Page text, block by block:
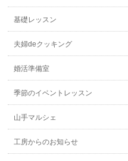
基礎レッスン
夫婦deクッキング
婚活準備室
季節のイベントレッスン
山手マルシェ
工房からのお知らせ